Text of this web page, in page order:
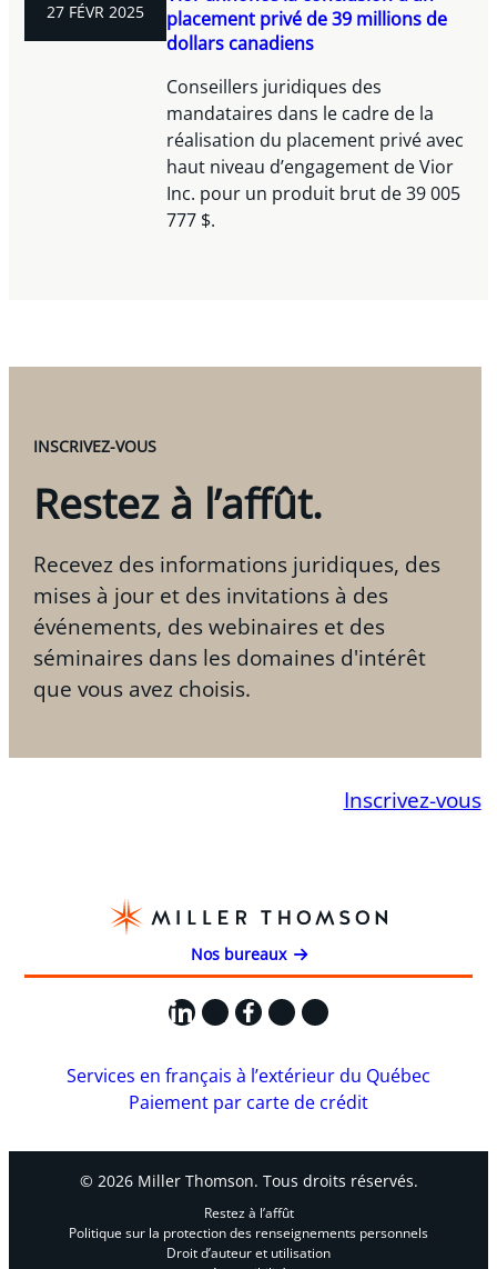
27 FÉVR 2025
placement privé de 39 millions de
dollars canadiens
Conseillers juridiques des
mandataires dans le cadre de la
réalisation du placement privé avec
haut niveau d’engagement de Vior
Inc. pour un produit brut de 39 005
777 $.
INSCRIVEZ-VOUS
Restez à l’affût.
Recevez des informations juridiques, des
mises à jour et des invitations à des
événements, des webinaires et des
séminaires dans les domaines d'intérêt
que vous avez choisis.
Inscrivez-vous
Nos bureaux
LinkedIn
X Facebook
Instagram
YouTube
Services en français à l’extérieur du Québec
Paiement par carte de crédit
© 2026 Miller Thomson. Tous droits réservés.
Restez à l’affût
Politique sur la protection des renseignements personnels
Droit d’auteur et utilisation